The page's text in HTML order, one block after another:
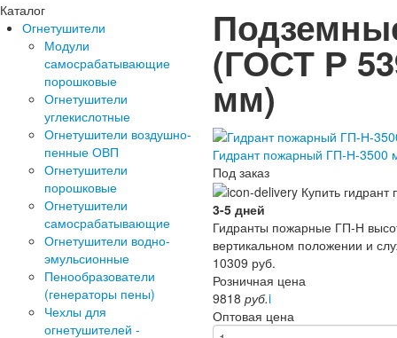
Каталог
Огнетушители
Модули
самосрабатывающие
порошковые
Огнетушители
углекислотные
Огнетушители воздушно-
пенные ОВП
Огнетушители
порошковые
Огнетушители
самосрабатывающие
Огнетушители водно-
эмульсионные
Пенообразователи
(генераторы пены)
Чехлы для
огнетушителей -
(ГОСТ Р
мм)
Гидрант пожарный ГП-Н-3500
Под заказ
3-5 дней
Гидранты пожарные ГП-Н
вертикальном положении и
10309 руб.
Розничная цена
9818 руб.i
Оптовая цена